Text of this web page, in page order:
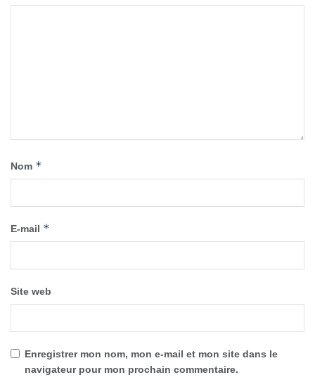
Nom *
E-mail *
Site web
Enregistrer mon nom, mon e-mail et mon site dans le
navigateur pour mon prochain commentaire.